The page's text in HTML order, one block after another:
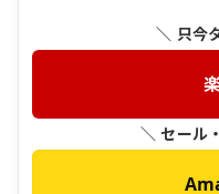
＼ 只今
＼ セール